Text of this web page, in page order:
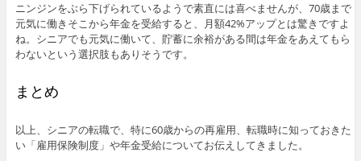
ニンジンをぶら下げられているようで素直には喜べませんが、70歳まで
元気に働きそこから年金を受給すると、月額42%アップとは驚きですよ
ね。シニアでも元気に働いて、貯蓄に余裕がある間は年金をあえてもら
わないという選択肢もありそうです。
まとめ
以上、シニアの転職で、特に60歳からの再雇用、転職時に知っておきた
い「雇用保険制度」や年金受給についてお伝えしてきました。